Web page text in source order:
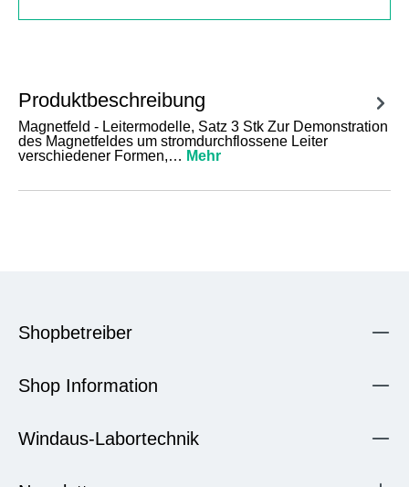
Produktbeschreibung
Magnetfeld - Leitermodelle, Satz 3 Stk Zur Demonstration
des Magnetfeldes um stromdurchflossene Leiter
verschiedener Formen,… Mehr
Shopbetreiber
Shop Information
Windaus-Labortechnik